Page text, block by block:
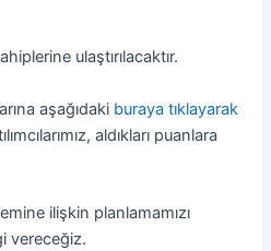
ulaştırılacaktır.
aşağıdaki buraya tıklayarak
aldıkları puanlara
ilişkin planlamamızı
vereceğiz.